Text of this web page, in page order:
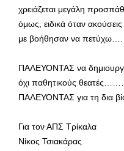
χρειάζεται μεγάλη
όμως, ειδικά όταν
με βοήθησαν να πετύχω….
ΠΑΛΕΥΟΝΤΑΣ να
όχι παθητικούς
ΠΑΛΕΥΟΝΤΑΣ για τη δια
Για τον ΑΠΣ Τρίκαλα
Νίκος Τσιακάρας